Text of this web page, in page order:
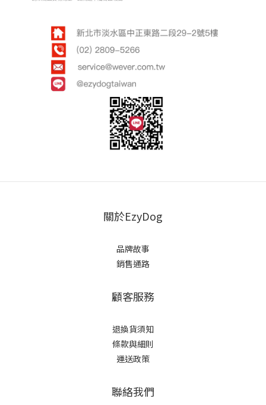
關於EzyDog
品牌故事
銷售通路
顧客服務
退換貨須知
條款與細則
運送政策
聯絡我們